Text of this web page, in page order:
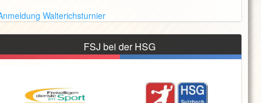
Walterichsturnier
FSJ bei der HSG